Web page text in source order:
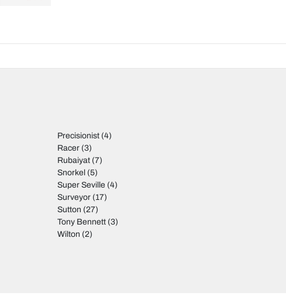
Precisionist (4)
Racer (3)
Rubaiyat (7)
Snorkel (5)
Super Seville (4)
Surveyor (17)
Sutton (27)
Tony Bennett (3)
Wilton (2)